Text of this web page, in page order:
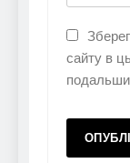
сайту в